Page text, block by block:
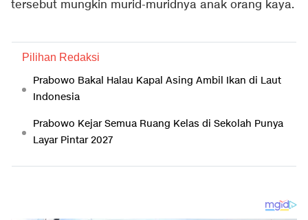
tersebut mungkin murid-muridnya anak orang kaya.
Pilihan Redaksi
Prabowo Bakal Halau Kapal Asing Ambil Ikan di Laut
Indonesia
Prabowo Kejar Semua Ruang Kelas di Sekolah Punya
Layar Pintar 2027